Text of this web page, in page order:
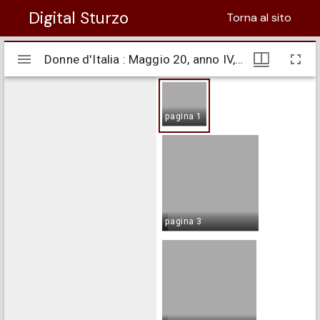
Digital Sturzo Torna al sito
Visualizzatore
Mirador
Donne d'Italia : Maggio 20, anno IV, n. 04
pagina 1
pagina 2
pagina 3
Donne d'Italia : Maggio 20, anno IV, n. 04